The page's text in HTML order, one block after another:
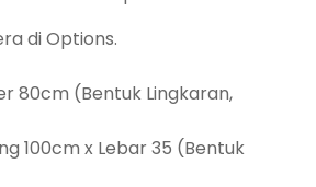
di Options.
80cm (Bentuk Lingkaran,
100cm x Lebar 35 (Bentuk